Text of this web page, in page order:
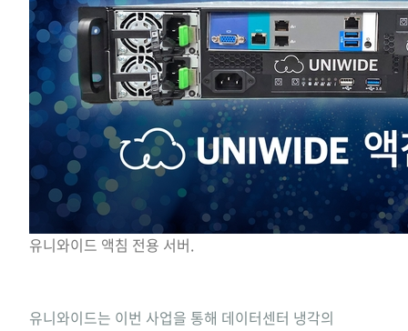
유니와이드 액침 전용 서버.
유니와이드는 이번 사업을 통해 데이터센터 냉각의